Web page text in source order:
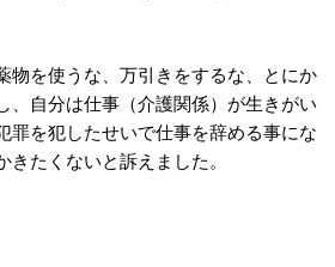
物を使うな、万引きをするな、とにか
、自分は仕事（介護関係）が生きがい
罪を犯したせいで仕事を辞める事にな
きたくないと訴えました。